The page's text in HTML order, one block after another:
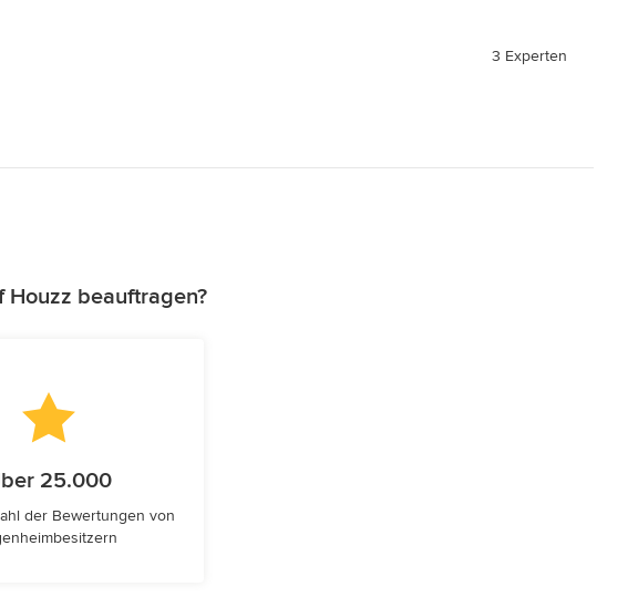
3 Experten
Houzz beauftragen?
25.000
der Bewertungen von